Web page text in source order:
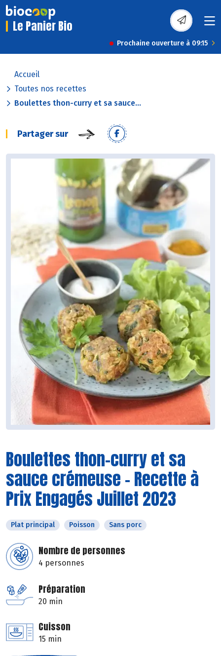
Le Panier Bio
Prochaine ouverture à 09:15
Accueil
Toutes nos recettes
Boulettes thon-curry et sa sauce...
Partager sur
Boulettes thon-curry et sa
sauce crémeuse - Recette à
Prix Engagés Juillet 2023
Plat principal Poisson Sans porc
Nombre de personnes
4 personnes
Préparation
20 min
Cuisson
15 min